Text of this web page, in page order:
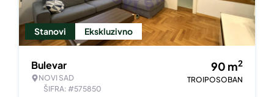
Stanovi Ekskluzivno
Bulevar
NOVI SAD
ŠIFRA: #575850
90 m2
TROIPOSOBAN